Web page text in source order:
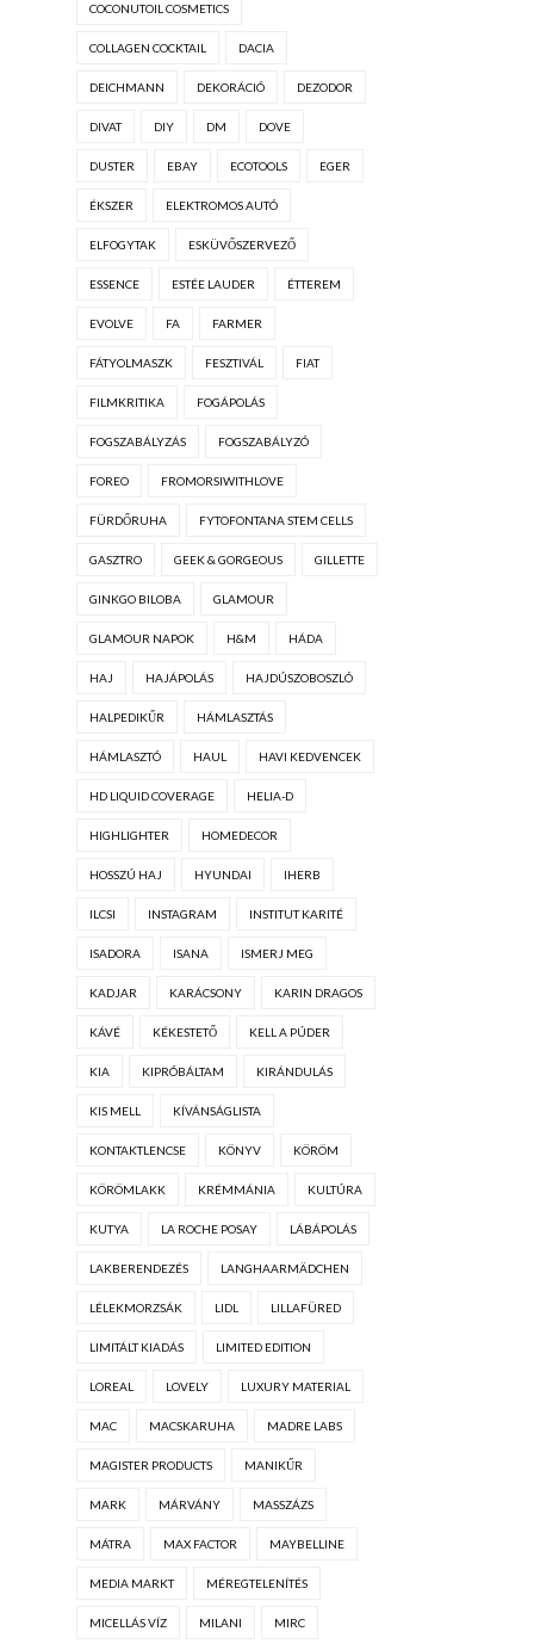
COCONUTOIL COSMETICS
COLLAGEN COCKTAIL DACIA
DEICHMANN DEKORÁCIÓ DEZODOR
DIVAT DIY DM DOVE
DUSTER EBAY ECOTOOLS EGER
ÉKSZER ELEKTROMOS AUTÓ
ELFOGYTAK ESKÜVŐSZERVEZŐ
ESSENCE ESTÉE LAUDER ÉTTEREM
EVOLVE FA FARMER
FÁTYOLMASZK FESZTIVÁL FIAT
FILMKRITIKA FOGÁPOLÁS
FOGSZABÁLYZÁS FOGSZABÁLYZÓ
FOREO FROMORSIWITHLOVE
FÜRDŐRUHA FYTOFONTANA STEM CELLS
GASZTRO GEEK & GORGEOUS GILLETTE
GINKGO BILOBA GLAMOUR
GLAMOUR NAPOK H&M HÁDA
HAJ HAJÁPOLÁS HAJDÚSZOBOSZLÓ
HALPEDIKŰR HÁMLASZTÁS
HÁMLASZTÓ HAUL HAVI KEDVENCEK
HD LIQUID COVERAGE HELIA-D
HIGHLIGHTER HOMEDECOR
HOSSZÚ HAJ HYUNDAI IHERB
ILCSI INSTAGRAM INSTITUT KARITÉ
ISADORA ISANA ISMERJ MEG
KADJAR KARÁCSONY KARIN DRAGOS
KÁVÉ KÉKESTETŐ KELL A PÚDER
KIA KIPRÓBÁLTAM KIRÁNDULÁS
KIS MELL KÍVÁNSÁGLISTA
KONTAKTLENCSE KÖNYV KÖRÖM
KÖRÖMLAKK KRÉMMÁNIA KULTÚRA
KUTYA LA ROCHE POSAY LÁBÁPOLÁS
LAKBERENDEZÉS LANGHAARMÄDCHEN
LÉLEKMORZSÁK LIDL LILLAFÜRED
LIMITÁLT KIADÁS LIMITED EDITION
LOREAL LOVELY LUXURY MATERIAL
MAC MACSKARUHA MADRE LABS
MAGISTER PRODUCTS MANIKŰR
MARK MÁRVÁNY MASSZÁZS
MÁTRA MAX FACTOR MAYBELLINE
MEDIA MARKT MÉREGTELENÍTÉS
MICELLÁS VÍZ MILANI MIRC